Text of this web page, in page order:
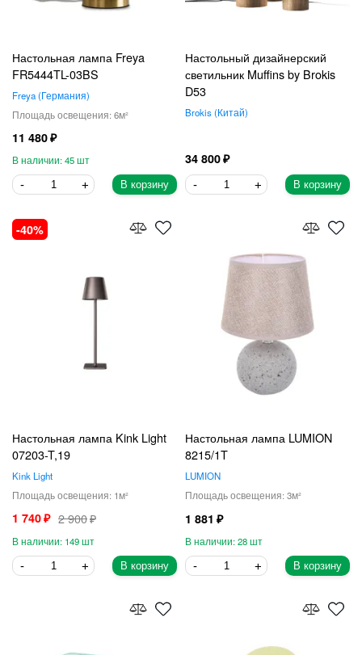
Настольная лампа Freya
FR5444TL-03BS
Freya Германия
6
11 480
45
В корзину
Настольный дизайнерский
светильник Muffins by Brokis
D53
Brokis Китай
34 800
В корзину
Настольная лампа Kink Light
07203-T,19
Kink Light
1
1 740 2 900
149
В корзину
40
Настольная лампа LUMION
8215/1T
LUMION
3
1 881
28
В корзину